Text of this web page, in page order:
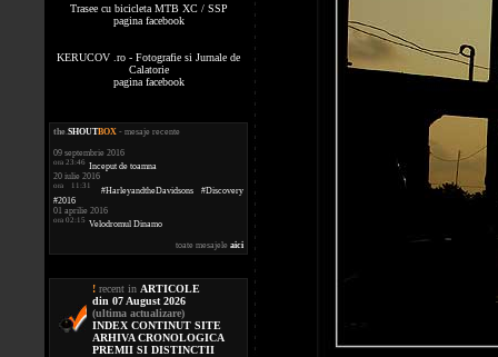
Trasee cu bicicleta MTB XC / SSP
pagina facebook
KERUCOV .ro - Fotografie si Jurnale de
Calatorie
pagina facebook
the.SHOUTBOX - mesaje recente
09 septembrie 2016
ora 23:46 Inceput de toamna
20 iulie 2016
ora 11:31
#HarleyandtheDavidsons #Discovery
#2016
01 aprilie 2016
ora 02:15 Velodromul Dinamo
toate mesajele aici
! recent in ARTICOLE
din 07 August 2026
(ultima actualizare)
INDEX CONTINUT SITE
ARHIVA CRONOLOGICA
PREMII SI DISTINCTII